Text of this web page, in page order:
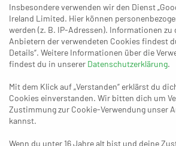
09. DEZEMBER 2024
Insbesondere verwenden wir den Dienst
Ireland Limited. Hier können
werden (z. B. IP-Adressen). Informationen
Anbietern der verwendeten Cookies findest
Details“. Weitere Informationen über die
findest du in unserer Datenschutzerklärung.
Mit dem Klick auf „Verstanden“ erklärst du
Cookies einverstanden. Wir bitten dich um
Zustimmung zur Cookie-Verwendung unser
kannst.
Wenn du unter 16 Jahre alt bist und deine